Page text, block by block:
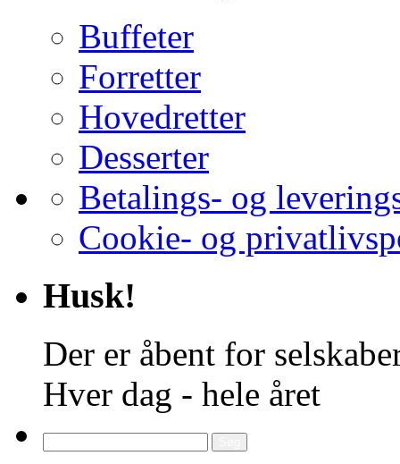
Buffeter
Forretter
Hovedretter
Desserter
Betalings- og
Cookie- og
Husk!
Der er åbent for
Hver dag - hele året
efter: